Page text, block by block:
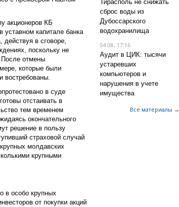
акционеров КБ
капитале банка
действуя в сговоре,
поскольку не
После отмены
которые были
востребованы.
в суде
отстаивать в
тем временем
окончательного
решение в пользу
страховой случай
молдавских
крупными
в особо крупных
от покупки акций
Тирасполь не снижать
сброс воды из
Дубоссарского
водохранилища
04.08, 17:16
Аудит в ЦИК: тысячи
устаревших
компьютеров и
нарушения в учете
имущества
Все материалы →